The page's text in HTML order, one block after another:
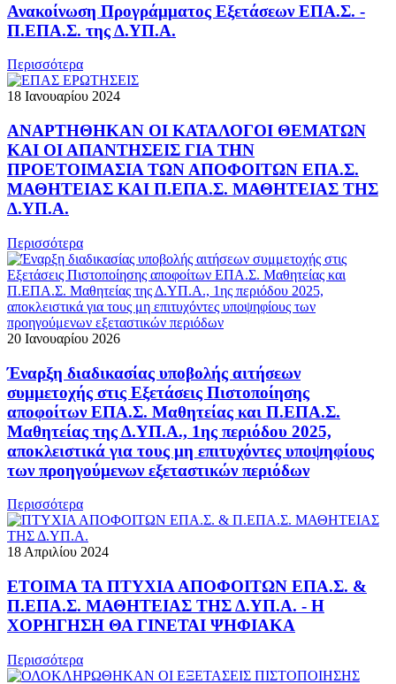
Ανακοίνωση Προγράμματος Εξετάσεων ΕΠΑ.Σ. -
Π.ΕΠΑ.Σ. της Δ.ΥΠ.Α.
Περισσότερα
18 Ιανουαρίου 2024
ΑΝΑΡΤΗΘΗΚΑΝ ΟΙ ΚΑΤΑΛΟΓΟΙ ΘΕΜΑΤΩΝ
ΚΑΙ ΟΙ ΑΠΑΝΤΗΣΕΙΣ ΓΙΑ ΤΗΝ
ΠΡΟΕΤΟΙΜΑΣΙΑ ΤΩΝ ΑΠΟΦΟΙΤΩΝ ΕΠΑ.Σ.
ΜΑΘΗΤΕΙΑΣ ΚΑΙ Π.ΕΠΑ.Σ. ΜΑΘΗΤΕΙΑΣ ΤΗΣ
Δ.ΥΠ.Α.
Περισσότερα
20 Ιανουαρίου 2026
Έναρξη διαδικασίας υποβολής αιτήσεων
συμμετοχής στις Εξετάσεις Πιστοποίησης
αποφοίτων ΕΠΑ.Σ. Μαθητείας και Π.ΕΠΑ.Σ.
Μαθητείας της Δ.ΥΠ.Α., 1ης περιόδου 2025,
αποκλειστικά για τους μη επιτυχόντες υποψηφίους
των προηγούμενων εξεταστικών περιόδων
Περισσότερα
18 Απριλίου 2024
ΕΤΟΙΜΑ ΤΑ ΠΤΥΧΙΑ ΑΠΟΦΟΙΤΩΝ ΕΠΑ.Σ. &
Π.ΕΠΑ.Σ. ΜΑΘΗΤΕΙΑΣ ΤΗΣ Δ.ΥΠ.Α. - Η
ΧΟΡΗΓΗΣΗ ΘΑ ΓΙΝΕΤΑΙ ΨΗΦΙΑΚΑ
Περισσότερα